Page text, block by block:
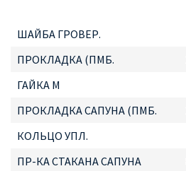
ШАЙБА ГРОВЕР.
ПРОКЛАДКА (ПМБ.
ГАЙКА М
ПРОКЛАДКА САПУНА (ПМБ.
КОЛЬЦО УПЛ.
ПР-КА СТАКАНА САПУНА